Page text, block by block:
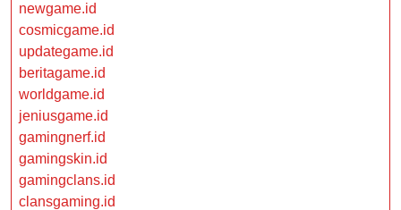
newgame.id
cosmicgame.id
updategame.id
beritagame.id
worldgame.id
jeniusgame.id
gamingnerf.id
gamingskin.id
gamingclans.id
clansgaming.id